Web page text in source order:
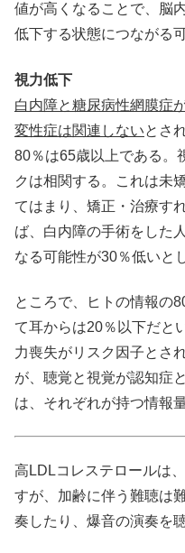
値が高くなることで、脳
低下する状態につながる
視力低下
白内障と糖尿病性網膜症
変性症は関連しないとさ
80％は65歳以上である。
クは相関する。これは未
てはまり、矯正・治療す
ば、白内障の手術をした
なる可能性が30％低いと
ところで、ヒトの情報の
て耳からは20％以下だと
力喪失がリスク因子とさ
が、聴覚と視覚が認知症
は、それぞれが持つ情報
高LDLコレステロールは
すが、加齢に伴う難聴は
奏したり、爆音の演奏を